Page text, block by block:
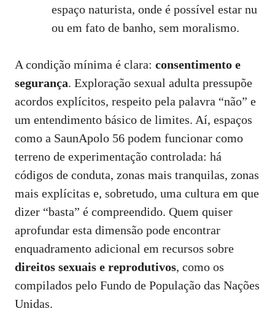
espaço naturista, onde é possível estar nu
ou em fato de banho, sem moralismo.
A condição mínima é clara: consentimento e
segurança. Exploração sexual adulta pressupõe
acordos explícitos, respeito pela palavra “não” e
um entendimento básico de limites. Aí, espaços
como a SaunApolo 56 podem funcionar como
terreno de experimentação controlada: há
códigos de conduta, zonas mais tranquilas, zonas
mais explícitas e, sobretudo, uma cultura em que
dizer “basta” é compreendido. Quem quiser
aprofundar esta dimensão pode encontrar
enquadramento adicional em recursos sobre
direitos sexuais e reprodutivos, como os
compilados pelo Fundo de População das Nações
Unidas.